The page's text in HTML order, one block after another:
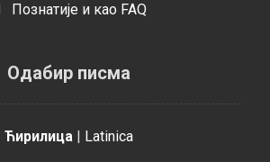
Познатијe и као FAQ
Одабир писма
Ћирилица| Latinica